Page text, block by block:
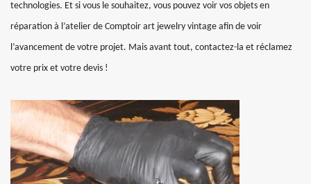
technologies. Et si vous le souhaitez, vous pouvez voir vos objets en
réparation à l’atelier de Comptoir art jewelry vintage afin de voir
l’avancement de votre projet. Mais avant tout, contactez-la et réclamez
votre prix et votre devis !